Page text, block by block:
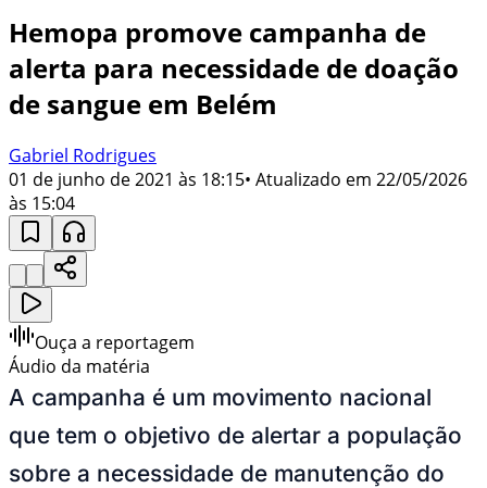
Hemopa promove campanha de
alerta para necessidade de doação
de sangue em Belém
Gabriel Rodrigues
01 de junho de 2021 às 18:15• Atualizado em 22/05/2026
às 15:04
Ouça a reportagem
Áudio da matéria
A campanha é um movimento nacional
que tem o objetivo de alertar a população
sobre a necessidade de manutenção do